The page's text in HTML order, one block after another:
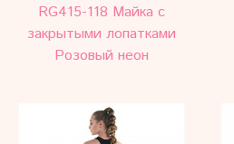
RG415-118 Майка с
закрытыми лопатками
Розовый неон